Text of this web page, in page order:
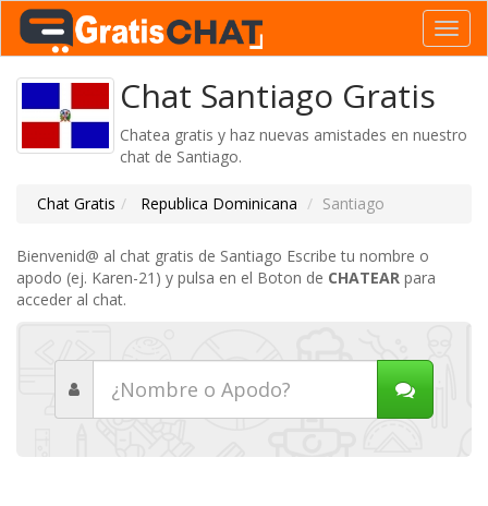
Chat Santiago Gratis
Chatea gratis y haz nuevas amistades en nuestro
chat de Santiago.
Chat Gratis Republica Dominicana Santiago
Bienvenid@ al chat gratis de Santiago Escribe tu nombre o
apodo (ej. Karen-21) y pulsa en el Boton de CHATEAR para
acceder al chat.